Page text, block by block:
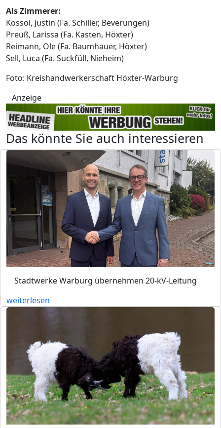
Als Zimmerer:
Kossol, Justin (Fa. Schiller, Beverungen)
Preuß, Larissa (Fa. Kasten, Höxter)
Reimann, Ole (Fa. Baumhauer, Höxter)
Sell, Luca (Fa. Suckfüll, Nieheim)
Foto: Kreishandwerkerschaft Höxter-Warburg
Anzeige
Das könnte Sie auch interessieren
Stadtwerke Warburg übernehmen 20-kV-Leitung
weiterlesen